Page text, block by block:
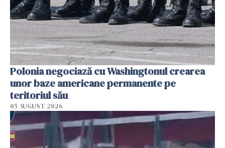
Polonia negociază cu Washingtonul crearea
unor baze americane permanente pe
teritoriul său
05 AUGUST 2026